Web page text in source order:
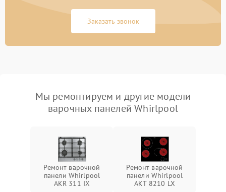
Заказать звонок
Мы ремонтируем и другие модели
варочных панелей Whirlpool
Ремонт варочной
панели Whirlpool
AKR 311 IX
Ремонт варочной
панели Whirlpool
AKT 8210 LX